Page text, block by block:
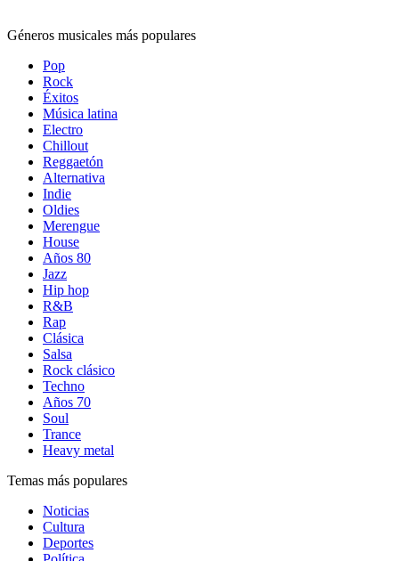
Géneros musicales más populares
Pop
Rock
Éxitos
Música latina
Electro
Chillout
Reggaetón
Alternativa
Indie
Oldies
Merengue
House
Años 80
Jazz
Hip hop
R&B
Rap
Clásica
Salsa
Rock clásico
Techno
Años 70
Soul
Trance
Heavy metal
Temas más populares
Noticias
Cultura
Deportes